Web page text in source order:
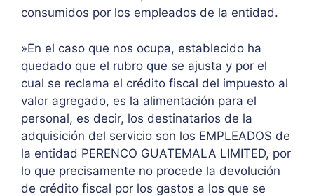
consumidos por los empleados de la entidad.
»En el caso que nos ocupa, establecido ha
quedado que el rubro que se ajusta y por el
cual se reclama el crédito fiscal del impuesto al
valor agregado, es la alimentación para el
personal, es decir, los destinatarios de la
adquisición del servicio son los EMPLEADOS de
la entidad PERENCO GUATEMALA LIMITED, por
lo que precisamente no procede la devolución
de crédito fiscal por los gastos a los que se